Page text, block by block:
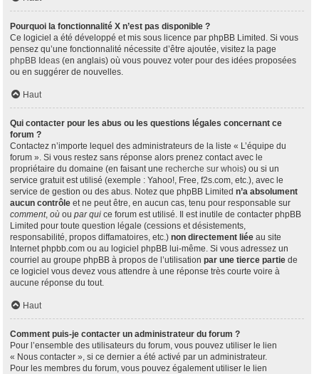
Pourquoi la fonctionnalité X n’est pas disponible ?
Ce logiciel a été développé et mis sous licence par phpBB Limited. Si vous
pensez qu’une fonctionnalité nécessite d’être ajoutée, visitez la page
phpBB Ideas (en anglais) où vous pouvez voter pour des idées proposées
ou en suggérer de nouvelles.
Haut
Qui contacter pour les abus ou les questions légales concernant ce
forum ?
Contactez n’importe lequel des administrateurs de la liste « L’équipe du
forum ». Si vous restez sans réponse alors prenez contact avec le
propriétaire du domaine (en faisant une recherche sur whois) ou si un
service gratuit est utilisé (exemple : Yahoo!, Free, f2s.com, etc.), avec le
service de gestion ou des abus. Notez que phpBB Limited n’a absolument
aucun contrôle et ne peut être, en aucun cas, tenu pour responsable sur
comment, où ou par qui ce forum est utilisé. Il est inutile de contacter phpBB
Limited pour toute question légale (cessions et désistements,
responsabilité, propos diffamatoires, etc.) non directement liée au site
Internet phpbb.com ou au logiciel phpBB lui-même. Si vous adressez un
courriel au groupe phpBB à propos de l’utilisation par une tierce partie de
ce logiciel vous devez vous attendre à une réponse très courte voire à
aucune réponse du tout.
Haut
Comment puis-je contacter un administrateur du forum ?
Pour l’ensemble des utilisateurs du forum, vous pouvez utiliser le lien
« Nous contacter », si ce dernier a été activé par un administrateur.
Pour les membres du forum, vous pouvez également utiliser le lien